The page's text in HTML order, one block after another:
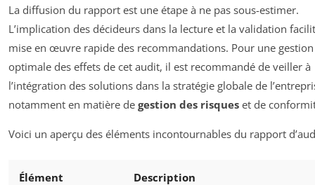
La diffusion du rapport est une étape à ne pas sous-estimer.
L’implication des décideurs dans la lecture et la validation
mise en œuvre rapide des recommandations. Pour une gestion
optimale des effets de cet audit, il est recommandé de veiller à
l’intégration des solutions dans la stratégie globale de
notamment en matière de gestion des risques et de
Voici un aperçu des éléments incontournables du rapport
Élément Description